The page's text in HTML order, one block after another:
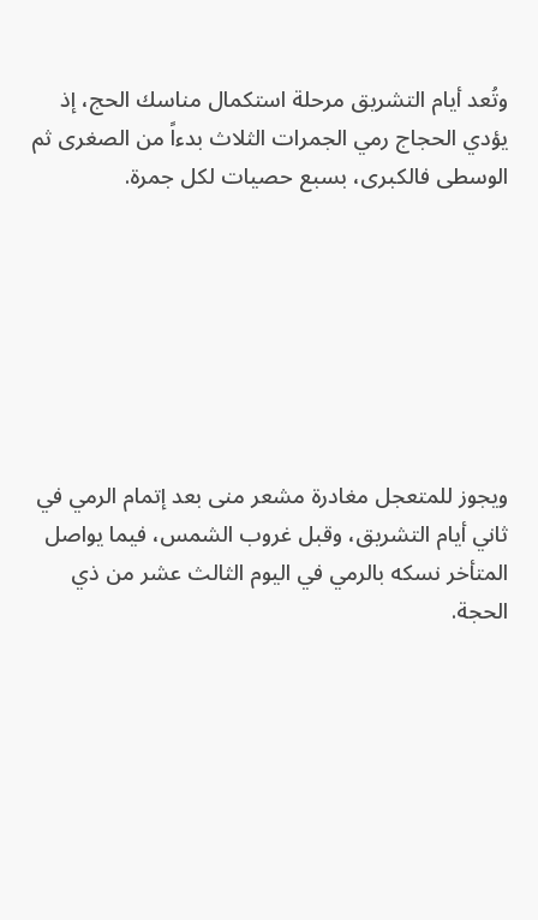
وتُعد أيام التشريق مرحلة استكمال مناسك الحج، إذ
يؤدي الحجاج رمي الجمرات الثلاث بدءاً من الصغرى ثم
الوسطى فالكبرى، بسبع حصيات لكل جمرة.
ويجوز للمتعجل مغادرة مشعر منى بعد إتمام الرمي في
ثاني أيام التشريق، وقبل غروب الشمس، فيما يواصل
المتأخر نسكه بالرمي في اليوم الثالث عشر من ذي
الحجة.